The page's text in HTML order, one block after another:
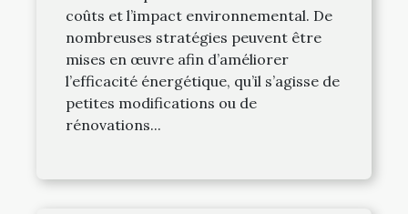
coûts et l’impact environnemental. De
nombreuses stratégies peuvent être
mises en œuvre afin d’améliorer
l’efficacité énergétique, qu’il s’agisse de
petites modifications ou de
rénovations...